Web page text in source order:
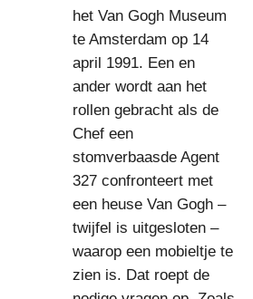
het Van Gogh Museum
te Amsterdam op 14
april 1991. Een en
ander wordt aan het
rollen gebracht als de
Chef een
stomverbaasde Agent
327 confronteert met
een heuse Van Gogh –
twijfel is uitgesloten –
waarop een mobieltje te
zien is. Dat roept de